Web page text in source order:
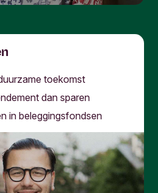
toekomst
dan sparen
in beleggingsfondsen